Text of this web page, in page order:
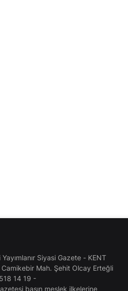
Siyasi Gazete - KENT
Camikebir Mah. Şehit Olcay Erteğli
14 19 -
basın meslek ilkelerine